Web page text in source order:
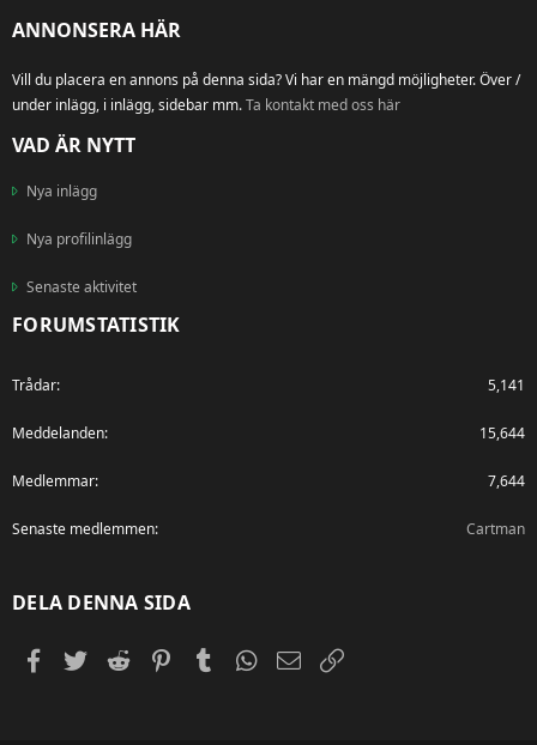
ANNONSERA HÄR
Vill du placera en annons på denna sida? Vi har en mängd möjligheter. Över /
under inlägg, i inlägg, sidebar mm.Ta kontakt med oss här
VAD ÄR NYTT
Nya inlägg
Nya profilinlägg
Senaste aktivitet
FORUMSTATISTIK
Trådar 5,141
Meddelanden 15,644
Medlemmar 7,644
Senaste medlemmen Cartman
DELA DENNA SIDA
Facebook
TwitterReddit PinterestTumblrWhatsApp
E-postLänk